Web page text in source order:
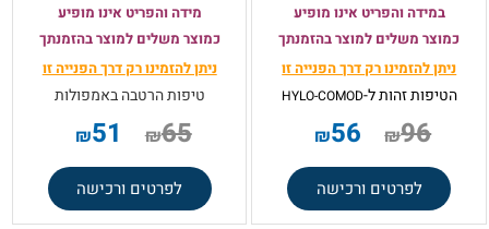
במידה והפריט אינו מופיע
כמוצר משלים למוצר בהזמנתך
ניתן להזמינו רק דרך הפנייה זו
הטיפות זהות ל-HYLO-COMOD
₪96
₪56
לפרטים ורכישה
מידה והפריט אינו מופיע
כמוצר משלים למוצר בהזמנתך
ניתן להזמינו רק דרך הפנייה זו
טיפות הרטבה באמפולות
₪65
₪51
לפרטים ורכישה